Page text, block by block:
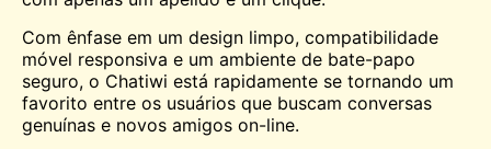
Com ênfase em um design limpo, compatibilidade
móvel responsiva e um ambiente de bate-papo
seguro, o Chatiwi está rapidamente se tornando um
favorito entre os usuários que buscam conversas
genuínas e novos amigos on-line.